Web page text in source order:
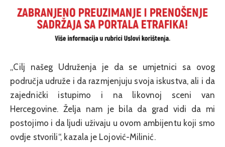
„Cilj našeg Udruženja je da se umjetnici sa ovog
područja udruže i da razmjenjuju svoja iskustva, ali i da
zajednički istupimo i na likovnoj sceni van
Hercegovine. Želja nam je bila da grad vidi da mi
postojimo i da ljudi uživaju u ovom ambijentu koji smo
ovdje stvorili“, kazala je Lojović-Milinić.